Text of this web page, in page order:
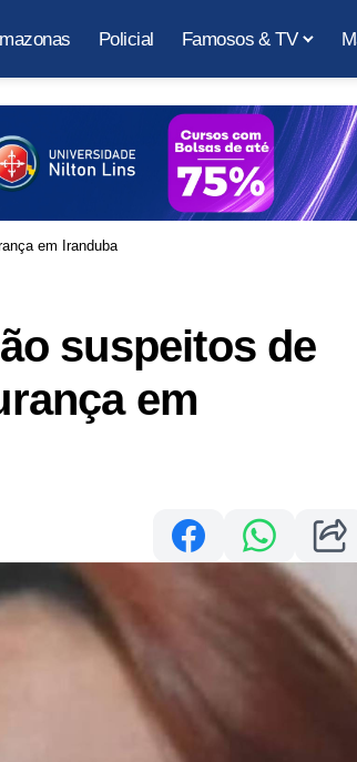
Policial Famosos & TV
em Iranduba
suspeitos de
em